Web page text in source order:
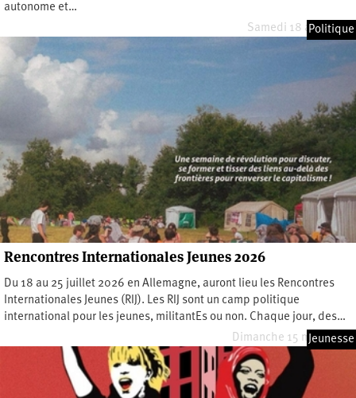
autonome et…
Samedi 18 avril 2026
Politique
Rencontres Internationales Jeunes 2026
Du 18 au 25 juillet 2026 en Allemagne, auront lieu les Rencontres
Internationales Jeunes (RIJ). Les RIJ sont un camp politique
international pour les jeunes, militantEs ou non. Chaque jour, des…
Dimanche 15 mars 2026
Jeunesse